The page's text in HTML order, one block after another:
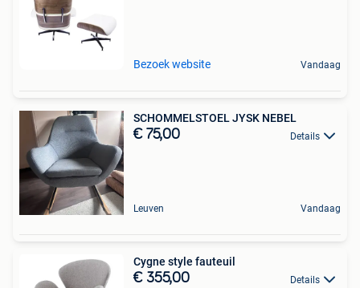
Bezoek website Vandaag
SCHOMMELSTOEL JYSK NEBEL
€ 75,00 Details
Leuven Vandaag
Cygne style fauteuil
€ 355,00 Details